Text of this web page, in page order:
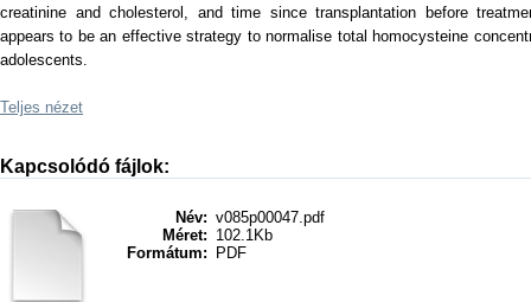
creatinine and cholesterol, and time since transplantation before
appears to be an effective strategy to normalise total homocysteine
adolescents.
Teljes nézet
Kapcsolódó fájlok:
Név: v085p00047.pdf
Méret: 102.1Kb
Formátum:
PDF